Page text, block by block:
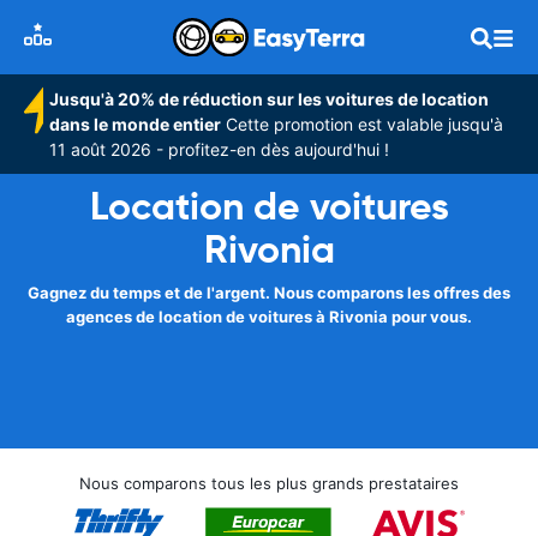
Jusqu'à 20% de réduction sur les voitures de location
dans le monde entier Cette promotion est valable jusqu'à
11 août 2026 - profitez-en dès aujourd'hui !
Location de voitures
Rivonia
Gagnez du temps et de l'argent. Nous comparons les offres des
agences de location de voitures à Rivonia pour vous.
Nous comparons tous les plus grands prestataires